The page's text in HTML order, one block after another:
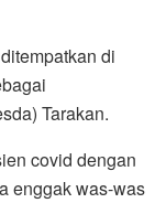
di
Tarakan.
covid dengan
enggak was-was